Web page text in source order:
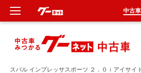
スバル インプレッサスポーツ ２．０ｉアイサ
中古車
新車
中古車